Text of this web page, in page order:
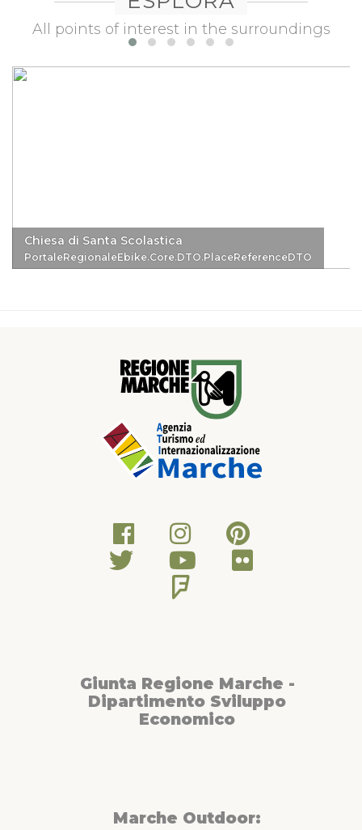
All points of interest in the surroundings
Chiesa di Santa Scolastica
PortaleRegionaleEbike.Core.DTO.PlaceReferenceDTO
Giunta Regione Marche -
Dipartimento Sviluppo
Economico
Marche Outdoor: